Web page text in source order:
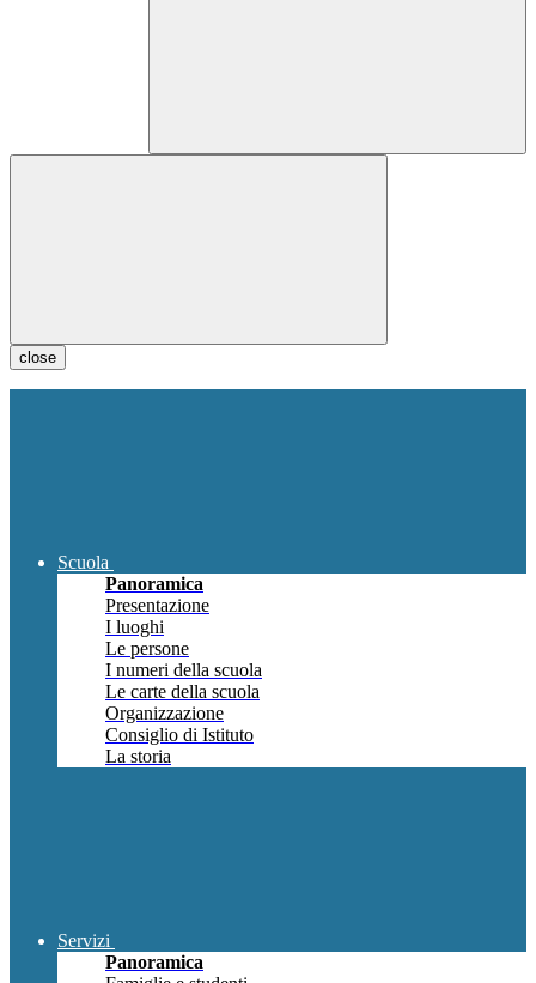
close
Scuola
Panoramica
Presentazione
I luoghi
Le persone
I numeri della scuola
Le carte della scuola
Organizzazione
Consiglio di Istituto
La storia
Servizi
Panoramica